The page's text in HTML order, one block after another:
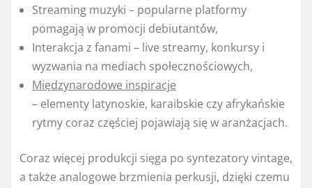
Streaming muzyki – popularne platformy
pomagają w promocji debiutantów,
Interakcja z fanami – live streamy, konkursy i
wyzwania na mediach społecznościowych,
Międzynarodowe inspiracje
– elementy latynoskie, karaibskie czy afrykańskie
rytmy coraz częściej pojawiają się w aranżacjach.
Coraz więcej produkcji sięga po syntezatory vintage,
a także analogowe brzmienia perkusji, dzięki czemu